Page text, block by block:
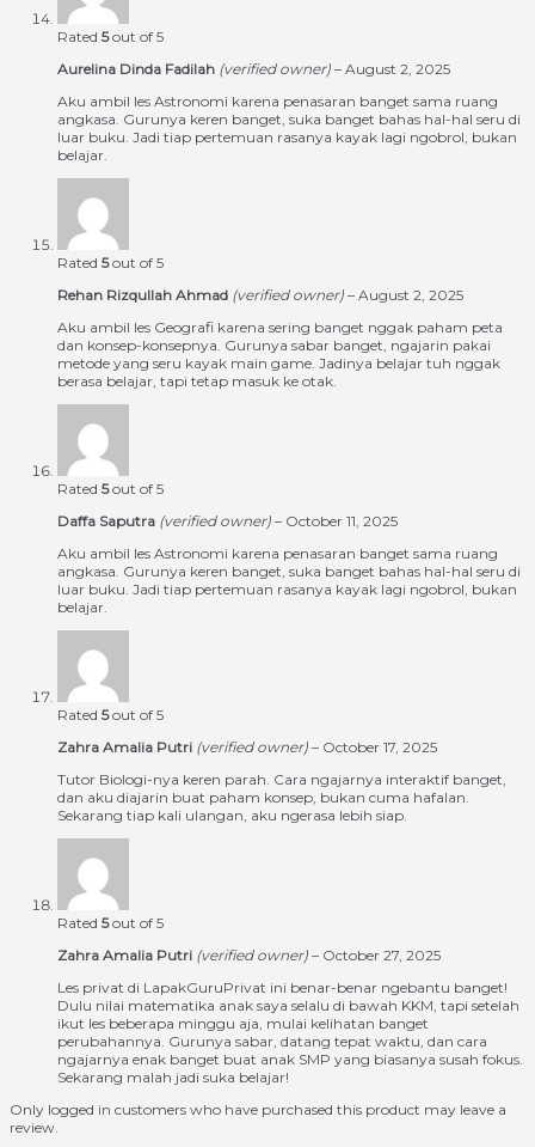
Rated 5out of 5
Aurelina Dinda Fadilah (verified owner) – August 2, 2025
Aku ambil les Astronomi karena penasaran banget sama ruang
angkasa. Gurunya keren banget, suka banget bahas hal-hal seru di
luar buku. Jadi tiap pertemuan rasanya kayak lagi ngobrol, bukan
belajar.
Rated 5out of 5
Rehan Rizqullah Ahmad (verified owner) – August 2, 2025
Aku ambil les Geografi karena sering banget nggak paham peta
dan konsep-konsepnya. Gurunya sabar banget, ngajarin pakai
metode yang seru kayak main game. Jadinya belajar tuh nggak
berasa belajar, tapi tetap masuk ke otak.
Rated 5out of 5
Daffa Saputra (verified owner) – October 11, 2025
Aku ambil les Astronomi karena penasaran banget sama ruang
angkasa. Gurunya keren banget, suka banget bahas hal-hal seru di
luar buku. Jadi tiap pertemuan rasanya kayak lagi ngobrol, bukan
belajar.
Rated 5out of 5
Zahra Amalia Putri (verified owner) – October 17, 2025
Tutor Biologi-nya keren parah. Cara ngajarnya interaktif banget,
dan aku diajarin buat paham konsep, bukan cuma hafalan.
Sekarang tiap kali ulangan, aku ngerasa lebih siap.
Rated 5out of 5
Zahra Amalia Putri (verified owner) – October 27, 2025
Les privat di LapakGuruPrivat ini benar-benar ngebantu banget!
Dulu nilai matematika anak saya selalu di bawah KKM, tapi setelah
ikut les beberapa minggu aja, mulai kelihatan banget
perubahannya. Gurunya sabar, datang tepat waktu, dan cara
ngajarnya enak banget buat anak SMP yang biasanya susah fokus.
Sekarang malah jadi suka belajar!
Only logged in customers who have purchased this product may leave a
review.